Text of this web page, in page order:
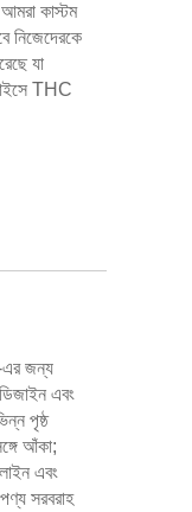
কাস্টম
নিজেদেরকে
যা
THC
এর জন্য
এবং
পৃষ্ঠ
আঁকা;
এবং
সরবরাহ